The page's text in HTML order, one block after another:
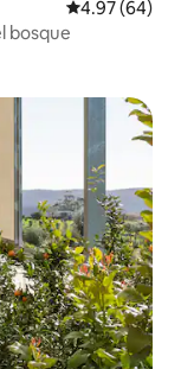
Calificación
4.97 (64)
bosque